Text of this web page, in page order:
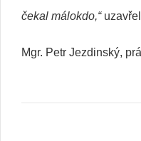
čekal málokdo,“
Mgr. Petr Jezdinský,